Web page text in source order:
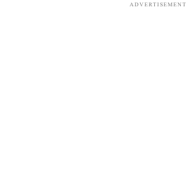
ADVERTISEMENT